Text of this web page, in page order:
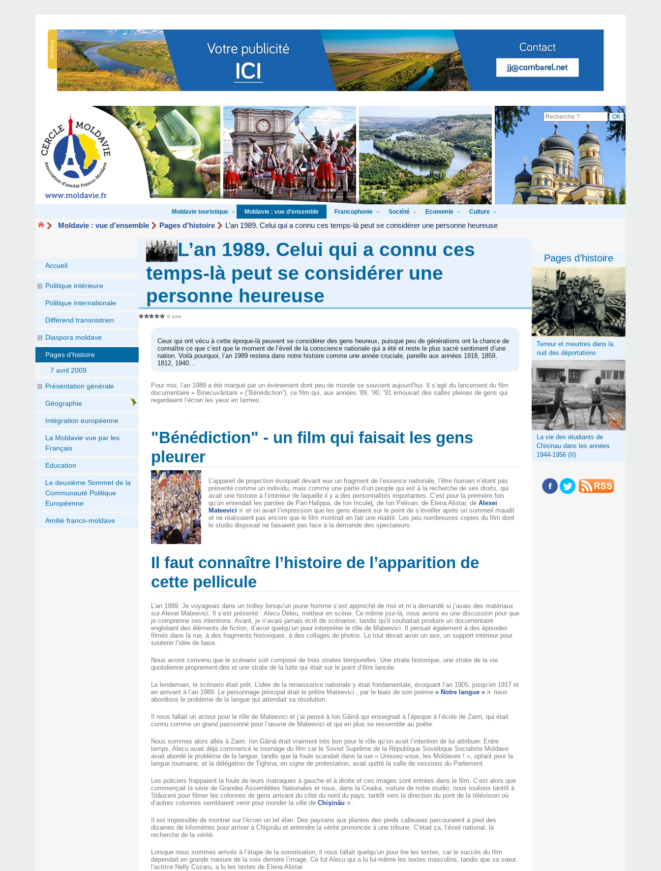
Publicité
Moldavie touristique Moldavie : vue d’ensemble Francophonie Société Economie Culture
Moldavie : vue d’ensemble Pages d’histoire L’an 1989. Celui qui a connu ces temps-là peut se considérer une personne heureuse
L’an 1989. Celui qui a connu ces
temps-là peut se considérer une
personne heureuse
0 vote
Ceux qui ont vécu à cette époque-là peuvent se considérer des gens heureux, puisque peu de générations ont la chance de
connaître ce que c’est que le moment de l’éveil de la conscience nationale qui a été et reste le plus sacré sentiment d’une
nation. Voilà pourquoi, l’an 1989 restera dans notre histoire comme une année cruciale, pareille aux années 1918, 1859,
1812, 1940…
Pour moi, l’an 1989 a été marqué par un événement dont peu de monde se souvient aujourd’hui. Il s’agit du lancement du film
documentaire « Binecuvântare » (“Bénédiction”), ce film qui, aux années ’89, ’90, ’91 émouvait des salles pleines de gens qui
regardaient l’écran les yeux en larmes.
"Bénédiction" - un film qui faisait les gens
pleurer
L’appareil de projection évoquait devant eux un fragment de l’essence nationale, l’être humain n’étant pas
présenté comme un individu, mais comme une partie d’un peuple qui est à la recherche de ses droits, qui
avait une histoire à l’intérieur de laquelle il y a des personnalités importantes. C’est pour la première fois
qu’on entendait les paroles de Pan Halippa, de Ion Inculeţ, de Ion Pelivan, de Elena Alistar, de Alexei
Mateevici
et on avait l’impression que les gens étaient sur le point de s’éveiller après un sommeil maudit
et ne réalisaient pas encore que le film montrait en fait une réalité. Les peu nombreuses copies du film dont
le studio disposait ne faisaient pas face à la demande des spectateurs.
Il faut connaître l’histoire de l’apparition de
cette pellicule
L’an 1989. Je voyageais dans un trolley lorsqu’un jeune homme s’est approché de moi et m’a demandé si j’avais des matériaux
sur Alexei Mateevici. Il s’est présenté : Alecu Deleu, metteur en scène. Ce même jour-là, nous avons eu une discussion pour que
je comprenne ses intentions. Avant, je n’avais jamais écrit de scénarios, tandis qu’il souhaitait produire un documentaire
englobant des éléments de fiction, d’avoir quelqu’un pour interpréter le rôle de Mateevici. Il pensait également à des épisodes
filmés dans la rue, à des fragments historiques, à des collages de photos. Le tout devait avoir un axe, un support intérieur pour
soutenir l’idée de base.
Nous avons convenu que le scénario soit composé de trois strates temporelles. Une strate historique, une strate de la vie
quotidienne proprement-dite et une strate de la lutte qui était sur le point d’être lancée.
Le lendemain, le scénario était prêt. L’idée de la renaissance nationale y était fondamentale, évoquant l’an 1905, jusqu’en 1917 et
en arrivant à l’an 1989. Le personnage principal était le prêtre Mateevici ; par le biais de son poème « Notre langue »
nous
abordions le problème de la langue qui attendait sa résolution.
Il nous fallait un acteur pour le rôle de Mateevici et j’ai pensé à Ion Găină qui enseignait à l’époque à l’école de Zaim, qui était
connu comme un grand passionné pour l’œuvre de Mateevici et qui en plus se ressemble au poète.
Nous sommes alors allés à Zaim. Ion Găină était vraiment très bon pour le rôle qu’on avait l’intention de lui attribuer. Entre
temps, Alecu avait déjà commencé le tournage du film car le Soviet Suprême de la République Soviétique Socialiste Moldave
avait abordé le problème de la langue, tandis que la foule scandait dans la rue « Unissez-vous, les Moldaves ! », optant pour la
langue roumaine, et la délégation de Tighina, en signe de protestation, avait quitté la salle de sessions du Parlement.
Les policiers frappaient la foule de leurs matraques à gauche et à droite et ces images sont entrées dans le film. C’est alors que
commençait la série de Grandes Assemblées Nationales et nous, dans la Ceaika, voiture de notre studio, nous roulions tantôt à
Stăuceni pour filmer les colonnes de gens arrivant du côté du nord du pays, tantôt vers la direction du pont de la télévision où
d’autres colonnes semblaient venir pour inonder la ville de Chişinău
Il est impossible de montrer sur l’écran un tel élan. Des paysans aux plantes des pieds calleuses parcouraient à pied des
dizaines de kilomètres pour arriver à Chişinău et entendre la vérité prononcée à une tribune. C’était ça, l’éveil national, la
recherche de la vérité.
Lorsque nous sommes arrivés à l’étape de la sonorisation, il nous fallait quelqu’un pour lire les textes, car le succès du film
dépendait en grande mesure de la voix derrière l’image. Ce fut Alecu qui a lu lui-même les textes masculins, tandis que sa sœur,
l’actrice Nelly Cozaru, a lu les textes de Elena Alistar.
Accueil
Politique intérieure
Politique internationale
Différend transnistrien
Diaspora moldave
Pages d’histoire
7 avril 2009
Présentation générale
Géographie
Intégration européenne
La Moldavie vue par les
Français
Education
Le deuxième Sommet de la
Communauté Politique
Européenne
Amitié franco-moldave
Pages d’histoire
Terreur et meurtres dans la
nuit des déportations
La vie des étudiants de
Chisinau dans les années
1944-1956 (II)